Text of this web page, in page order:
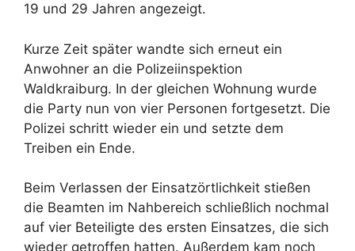
19 und 29 Jahren angezeigt.
Kurze Zeit später wandte sich erneut ein
Anwohner an die Polizeiinspektion
Waldkraiburg. In der gleichen Wohnung wurde
die Party nun von vier Personen fortgesetzt. Die
Polizei schritt wieder ein und setzte dem
Treiben ein Ende.
Beim Verlassen der Einsatzörtlichkeit stießen
die Beamten im Nahbereich schließlich nochmal
auf vier Beteiligte des ersten Einsatzes, die sich
wieder getroffen hatten. Außerdem kam noch